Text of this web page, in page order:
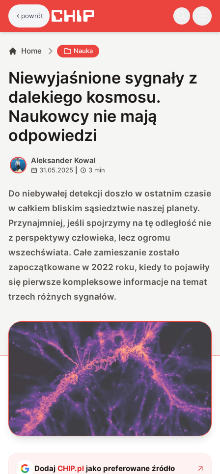
powrót
Home Nauka
Niewyjaśnione sygnały z
dalekiego kosmosu.
Naukowcy nie mają
odpowiedzi
A
Aleksander Kowal
31.05.2025 3 min
Do niebywałej detekcji doszło w ostatnim czasie
w całkiem bliskim sąsiedztwie naszej planety.
Przynajmniej, jeśli spojrzymy na tę odległość nie
z perspektywy człowieka, lecz ogromu
wszechświata. Całe zamieszanie zostało
zapoczątkowane w 2022 roku, kiedy to pojawiły
się pierwsze kompleksowe informacje na temat
trzech różnych sygnałów.
DodajCHIP.pl jako preferowane źródło